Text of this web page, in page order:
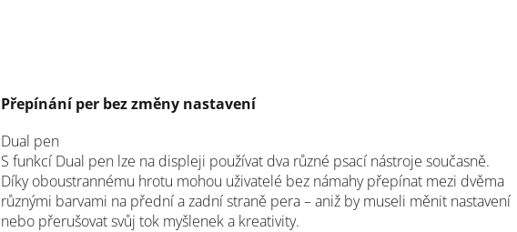
Přepínání per bez změny nastavení
Dual pen
S funkcí Dual pen lze na displeji používat dva různé psací nástroje současně.
Díky oboustrannému hrotu mohou uživatelé bez námahy přepínat mezi dvěma
různými barvami na přední a zadní straně pera – aniž by museli měnit nastavení
nebo přerušovat svůj tok myšlenek a kreativity.